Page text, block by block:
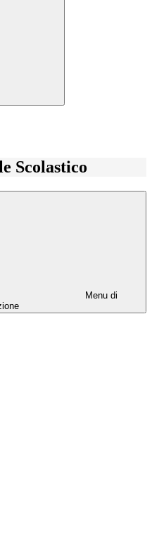
Scolastico
Menu di